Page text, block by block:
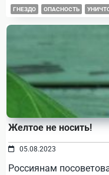
ГНЕЗДО ОПАСНОСТЬ
Желтое не носить!
05.08.2023
Россиянам